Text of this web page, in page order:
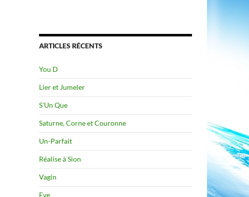
ARTICLES RÉCENTS
You D
Lier et Jumeler
S’Un Que
Saturne, Corne et Couronne
Un-Parfait
Réalise à Sion
Vagin
Eve